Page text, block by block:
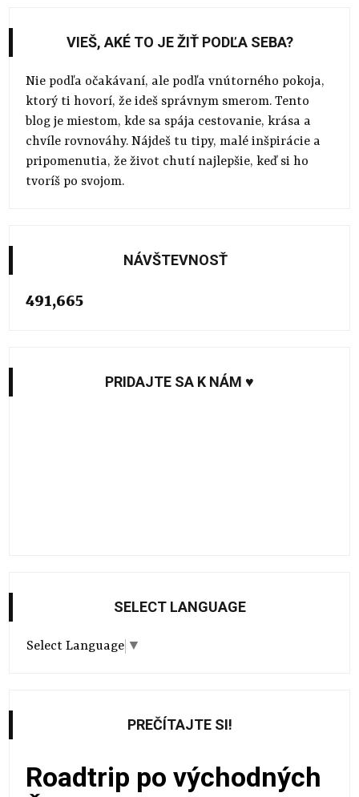
VIEŠ, AKÉ TO JE ŽIŤ PODĽA SEBA?
Nie podľa očakávaní, ale podľa vnútorného pokoja,
ktorý ti hovorí, že ideš správnym smerom. Tento
blog je miestom, kde sa spája cestovanie, krása a
chvíle rovnováhy. Nájdeš tu tipy, malé inšpirácie a
pripomenutia, že život chutí najlepšie, keď si ho
tvoríš po svojom.
NÁVŠTEVNOSŤ
491,665
PRIDAJTE SA K NÁM ♥
SELECT LANGUAGE
Select Language ▼
PREČÍTAJTE SI!
Roadtrip po východných